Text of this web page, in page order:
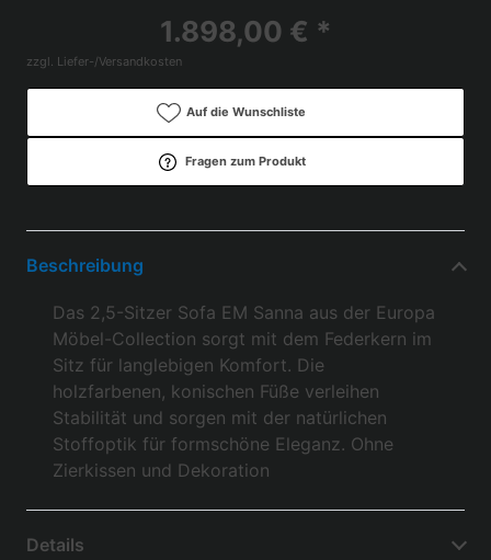
1.898,00 € *
zzgl. Liefer-/Versandkosten
Auf die Wunschliste
Fragen zum Produkt
Beschreibung
Das 2,5-Sitzer Sofa EM Sanna aus der Europa
Möbel-Collection sorgt mit dem Federkern im
Sitz für langlebigen Komfort. Die
holzfarbenen, konischen Füße verleihen
Stabilität und sorgen mit der natürlichen
Stoffoptik für formschöne Eleganz. Ohne
Zierkissen und Dekoration
Details